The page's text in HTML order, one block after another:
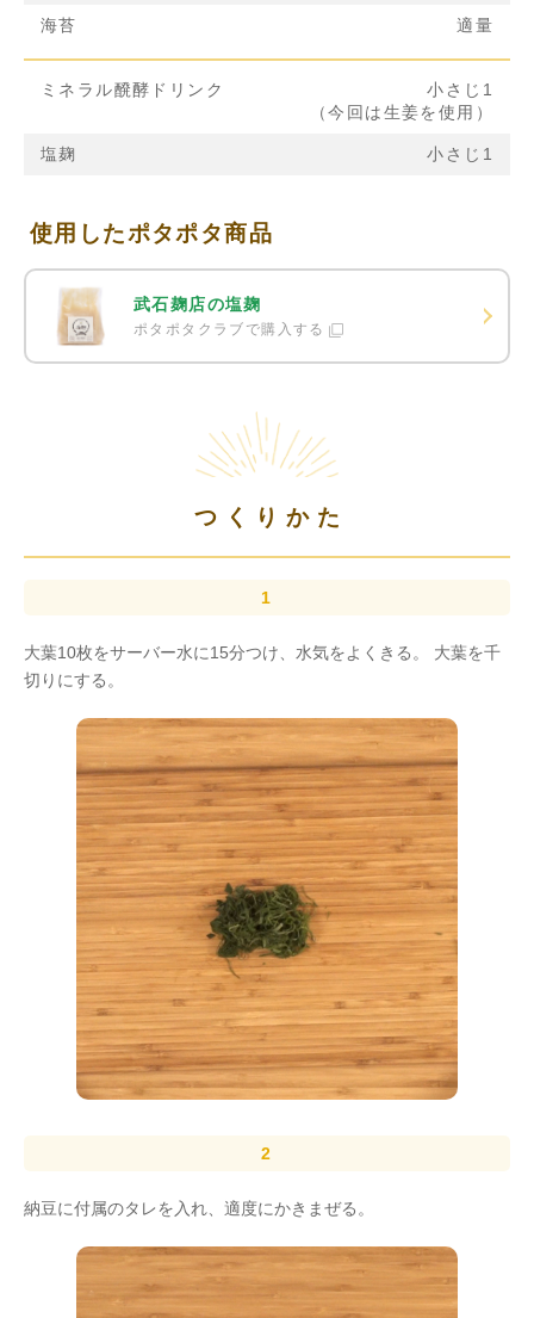
海苔 適量
ミネラル醗酵ドリンク
小さじ1
（今回は生姜を使用）
塩麹 小さじ1
使用したポタポタ商品
武石麹店の塩麹
ポタポタクラブで購入する
つくりかた
大葉10枚をサーバー水に15分つけ、水気をよくきる。 大葉を千
切りにする。
納豆に付属のタレを入れ、適度にかきまぜる。